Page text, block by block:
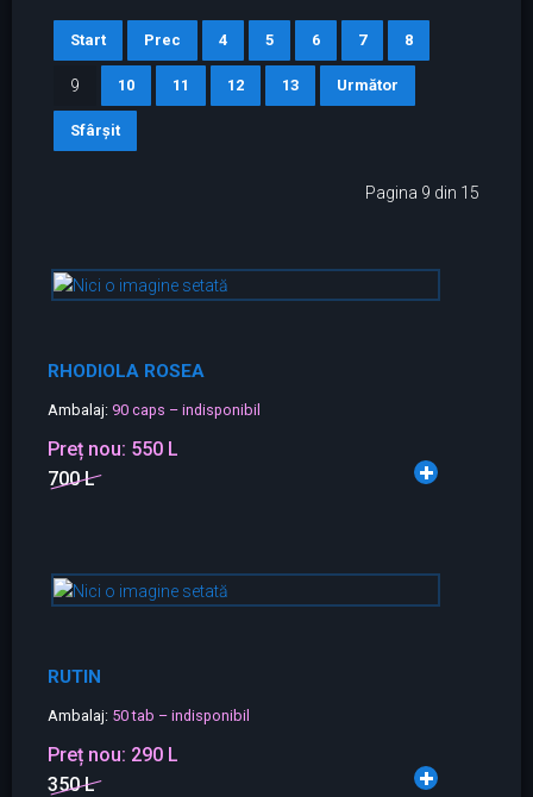
Start Prec 4 5 6 7 8
9 10 11 12 13 Următor
Sfârșit
Pagina 9 din 15
RHODIOLA ROSEA
Ambalaj: 90 caps – indisponibil
Preț nou: 550 L
700 L
RUTIN
Ambalaj: 50 tab – indisponibil
Preț nou: 290 L
350 L